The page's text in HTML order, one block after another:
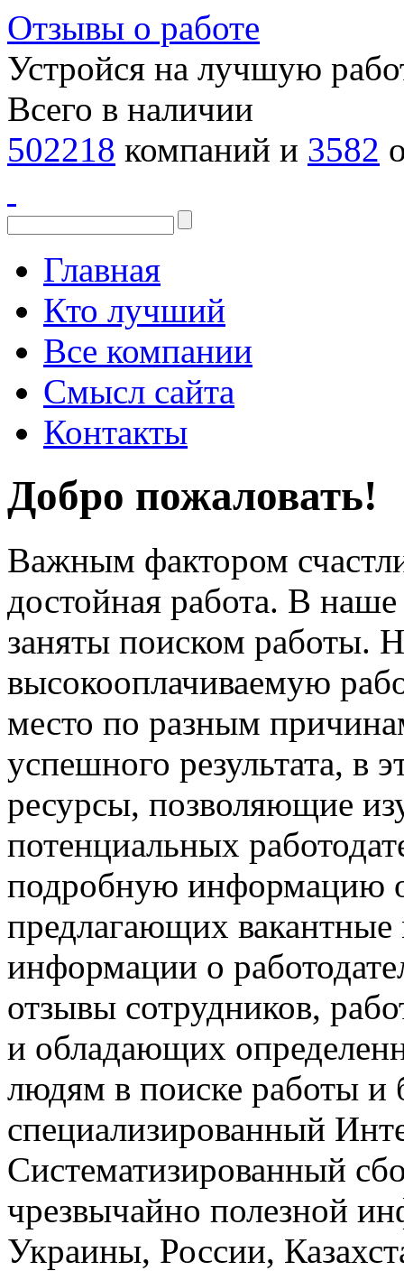
Отзывы о работе
Устройся на лучшую
Всего в наличии
502218 компаний и 3582
Главная
Кто лучший
Все компании
Смысл сайта
Контакты
Добро пожаловать!
Важным фактором
достойная работа. В
заняты поиском работы.
высокооплачиваемую
место по разным
успешного результата, в
ресурсы, позволяющие
потенциальных
подробную информацию
предлагающих
информации о
отзывы сотрудников,
и обладающих
людям в поиске работы и
специализированный
Систематизированный
чрезвычайно полезной
Украины, России,